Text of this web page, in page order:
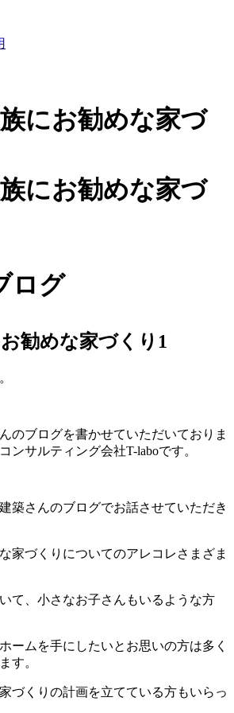
ログ
勧めな家づくり1
のブログを書かせていただいておりま
ンサルティング会社T-laboです。
築さんのブログでお話させていただき
家づくりについてのアレコレさまざま
て、小さなお子さんもいるような方
ームを手にしたいとお思いの方は多く
す。
づくりの計画を立てている方もいらっ